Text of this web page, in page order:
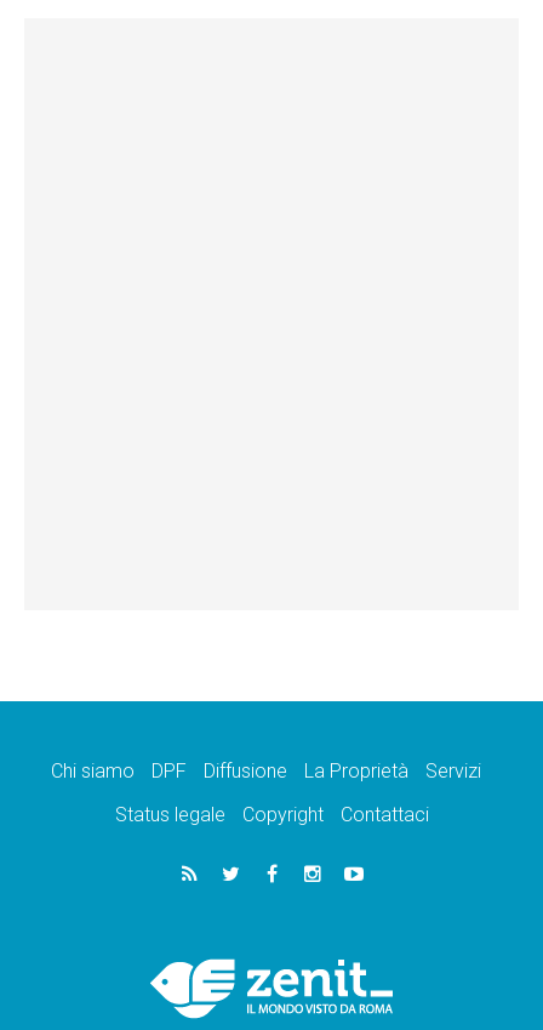
Chi siamo DPF Diffusione La Proprietà
Servizi
Status legale
Copyright Contattaci